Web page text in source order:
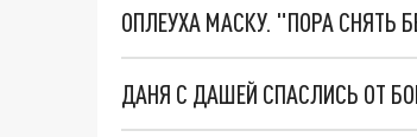
ОПЛЕУХА МАСКУ. "ПОРА СНЯТЬ
ДАНЯ С ДАШЕЙ СПАСЛИСЬ ОТ